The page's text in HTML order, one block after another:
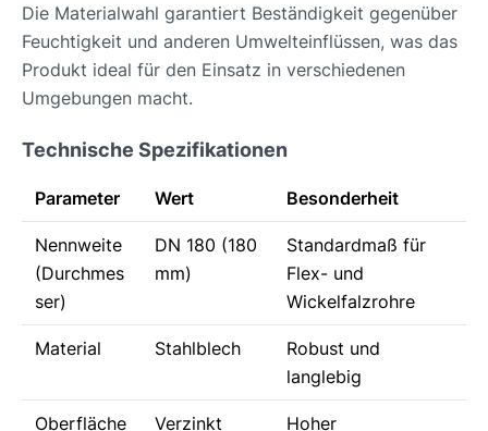
Die Materialwahl garantiert Beständigkeit gegenüber
Feuchtigkeit und anderen Umwelteinflüssen, was das
Produkt ideal für den Einsatz in verschiedenen
Umgebungen macht.
Technische Spezifikationen
Parameter Wert Besonderheit
Nennweite
(Durchmes
ser)
DN 180 (180
mm)
Standardmaß für
Flex- und
Wickelfalzrohre
Material Stahlblech
Robust und
langlebig
Oberfläche Verzinkt Hoher